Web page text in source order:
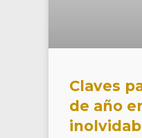
Claves
de año